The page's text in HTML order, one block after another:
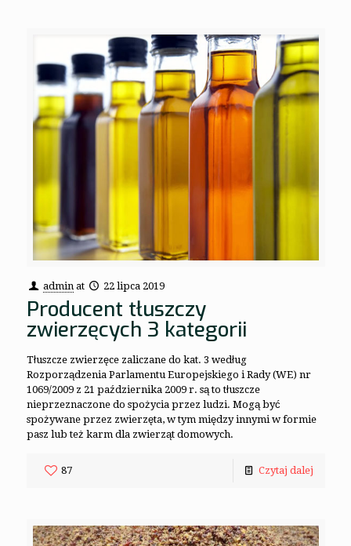
admin at 22 lipca 2019
Producent tłuszczy
zwierzęcych 3 kategorii
Tłuszcze zwierzęce zaliczane do kat. 3 według
Rozporządzenia Parlamentu Europejskiego i Rady (WE) nr
1069/2009 z 21 października 2009 r. są to tłuszcze
nieprzeznaczone do spożycia przez ludzi. Mogą być
spożywane przez zwierzęta, w tym między innymi w formie
pasz lub też karm dla zwierząt domowych.
87 Czytaj dalej